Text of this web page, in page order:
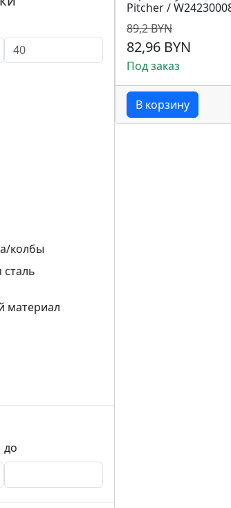
колбы
материал
до
Pitcher /
89,2 BYN
82,96 BYN
Под заказ
В корзину